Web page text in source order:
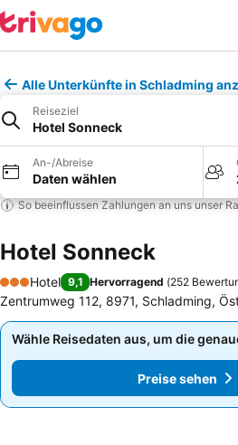
Alle Unterkünfte in Schladming
Reiseziel
Hotel Sonneck
An-/Abreise
Daten wählen
So beeinflussen Zahlungen an uns unser
Hotel Sonneck
3 Sterne
Hotel 9,1 Hervorragend (252
Zentrumweg 112, 8971, Schladming,
Wähle Reisedaten aus, um die
Preise sehen
Wähle Reisedaten aus, um die
Preise sehen